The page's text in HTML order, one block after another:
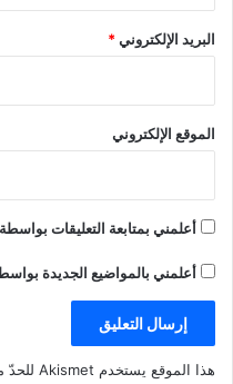
البريد الإلكتروني*
الموقع الإلكتروني
أعلمني بمتابعة التعليقات بواسطة
أعلمني بالمواضيع الجديدة
هذا الموقع يستخدم Akismet للحدّ من التعليقات المزعجة والغير مرغوبة.